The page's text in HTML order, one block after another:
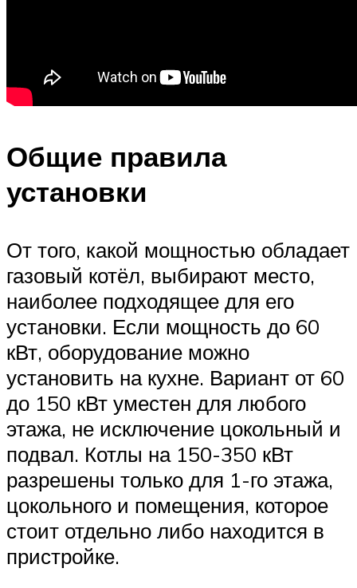
Общие правила
установки
От того, какой мощностью обладает
газовый котёл, выбирают место,
наиболее подходящее для его
установки. Если мощность до 60
кВт, оборудование можно
установить на кухне. Вариант от 60
до 150 кВт уместен для любого
этажа, не исключение цокольный и
подвал. Котлы на 150-350 кВт
разрешены только для 1-го этажа,
цокольного и помещения, которое
стоит отдельно либо находится в
пристройке.